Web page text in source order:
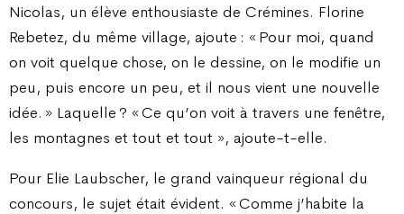
Nicolas, un élève enthousiaste de Crémines. Florine
Rebetez, du même village, ajoute : « Pour moi, quand
on voit quelque chose, on le dessine, on le modifie un
peu, puis encore un peu, et il nous vient une nouvelle
idée. » Laquelle ? « Ce qu’on voit à travers une fenêtre,
les montagnes et tout et tout », ajoute-t-elle.
Pour Elie Laubscher, le grand vainqueur régional du
concours, le sujet était évident. « Comme j’habite la